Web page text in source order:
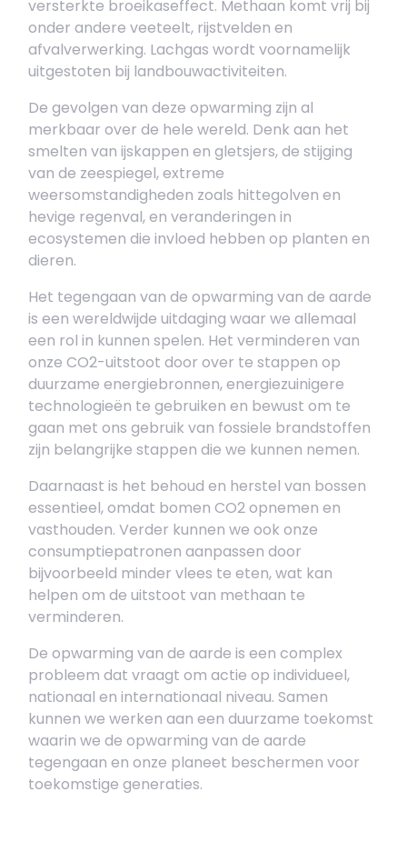
versterkte broeikaseffect. Methaan komt vrij bij
onder andere veeteelt, rijstvelden en
afvalverwerking. Lachgas wordt voornamelijk
uitgestoten bij landbouwactiviteiten.
De gevolgen van deze opwarming zijn al
merkbaar over de hele wereld. Denk aan het
smelten van ijskappen en gletsjers, de stijging
van de zeespiegel, extreme
weersomstandigheden zoals hittegolven en
hevige regenval, en veranderingen in
ecosystemen die invloed hebben op planten en
dieren.
Het tegengaan van de opwarming van de aarde
is een wereldwijde uitdaging waar we allemaal
een rol in kunnen spelen. Het verminderen van
onze CO2-uitstoot door over te stappen op
duurzame energiebronnen, energiezuinigere
technologieën te gebruiken en bewust om te
gaan met ons gebruik van fossiele brandstoffen
zijn belangrijke stappen die we kunnen nemen.
Daarnaast is het behoud en herstel van bossen
essentieel, omdat bomen CO2 opnemen en
vasthouden. Verder kunnen we ook onze
consumptiepatronen aanpassen door
bijvoorbeeld minder vlees te eten, wat kan
helpen om de uitstoot van methaan te
verminderen.
De opwarming van de aarde is een complex
probleem dat vraagt om actie op individueel,
nationaal en internationaal niveau. Samen
kunnen we werken aan een duurzame toekomst
waarin we de opwarming van de aarde
tegengaan en onze planeet beschermen voor
toekomstige generaties.